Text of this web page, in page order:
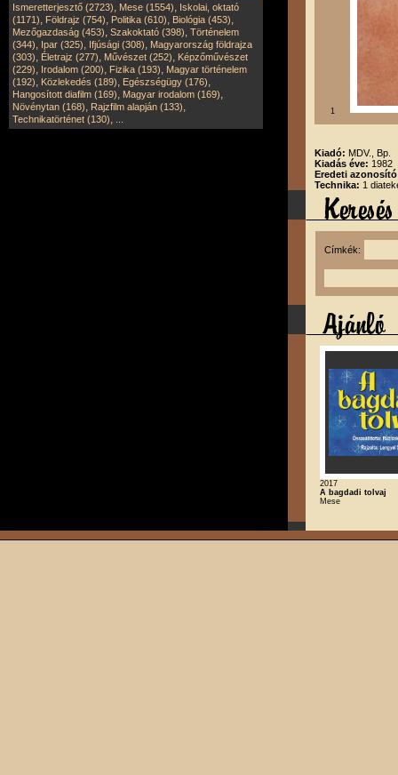
Ismeretterjesztő (2723), Mese (1554), Iskolai, oktató
(1171), Földrajz (754), Politika (610), Biológia (453),
Mezőgazdaság (453), Szakoktató (398), Történelem
(344), Ipar (325), Ifjúsági (308), Magyarország földrajza
(303), Életrajz (277), Művészet (252), Képzőművészet
(229), Irodalom (200), Fizika (193), Magyar történelem
(192), Közlekedés (189), Egészségügy (176),
Hangosított diafilm (169), Magyar irodalom (169),
Növénytan (168), Rajzfilm alapján (133),
Technikatörténet (130),
1
Kiadó: MDV., Bp.
Kiadás éve: 1982
Eredeti
Technika: 1
Címkék:
2017
A bagdadi tolvaj
Mese